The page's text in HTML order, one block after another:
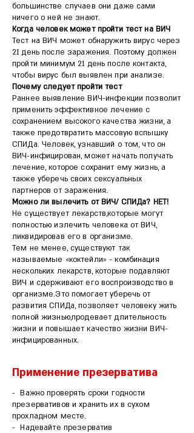
большинстве случаев они даже сами
ничего о ней не знают.
Когда человек может пройти тест на ВИЧ
Тест на ВИЧ может обнаружить вирус через
21 день после заражения. Поэтому должен
пройти минимум 21 день после контакта,
чтобы вирус был выявлен при анализе.
Почему следует пройти тест
Раннее выявление ВИЧ-инфекции позволит
применить эффективное лечение с
сохранением высокого качества жизни, а
также предотвратить массовую вспышку
СПИДа. Человек, узнавший о том, что он
ВИЧ-инфицирован, может начать получать
лечение, которое сохранит ему жизнь, а
также уберечь своих сексуальных
партнеров от заражения.
Можно ли вылечить от ВИЧ/ СПИДа? НЕТ!
Не существует лекарств,которые могут
полностью излечить человека от ВИЧ,
ликвидировав его в организме.
Тем не менее, существуют так
называемые «коктейли» - комбинация
нескольких лекарств, которые подавляют
ВИЧ и сдерживают его воспроизводство в
организме.Это помогает уберечь от
развития СПИДа, позволяет человеку жить
полной жизнью,продевает длительность
жизни и повышает качество жизни ВИЧ-
инфицированных.
Применение презерватива
- Важно проверять сроки годности
презервативов и хранить их в сухом
прохладном месте.
- Надевайте презерватив